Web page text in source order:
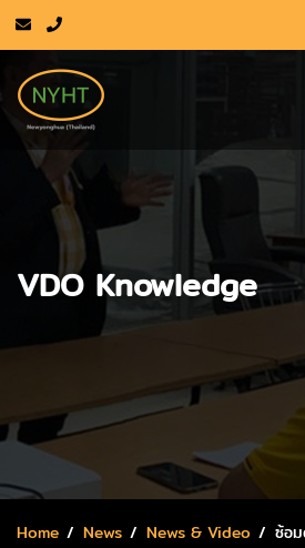
VDO Knowledge
Home News News & Video ซ้อ